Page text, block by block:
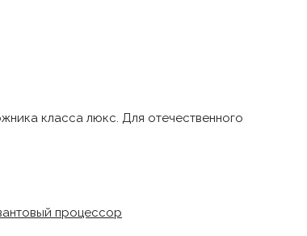
класса люкс. Для отечественного